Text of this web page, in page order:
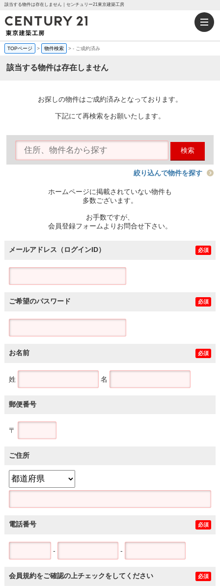
該当する物件は存在しません｜センチュリー21東京建築工房
TOPページ > 物件検索 >- ご成約済み
該当する物件は存在しません
お探しの物件はご成約済みとなっております。
下記にて再検索をお願いたします。
検索
絞り込んで物件を探す
ホームページに掲載されていない物件も
多数ございます。
お手数ですが、
会員登録フォームよりお問合せ下さい。
メールアドレス（ログインID） 必須
ご希望のパスワード 必須
お名前 必須
姓 名
郵便番号
〒
ご住所
電話番号 必須
- -
会員規約をご確認の上チェックをしてください 必須